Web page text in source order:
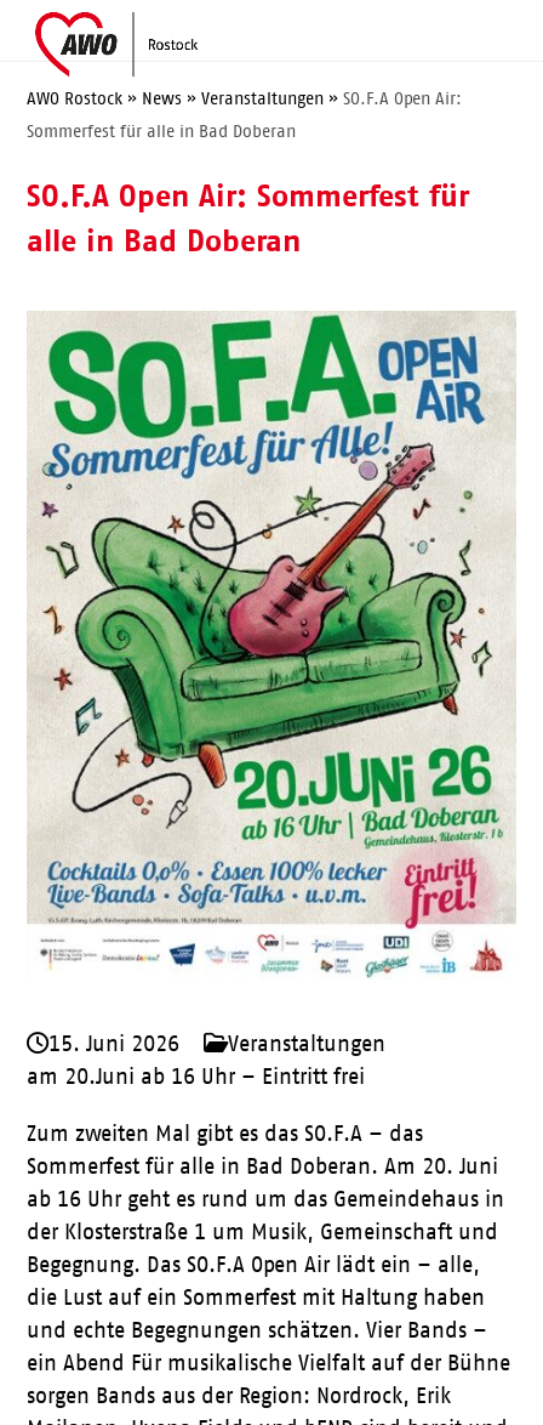
content
Open
mobile
menu
Close
mobile
menu
AWO Rostock » News »Veranstaltungen »SO.F.A Open Air:
Sommerfest für alle in Bad Doberan
SO.F.A Open Air: Sommerfest für
alle in Bad Doberan
15. Juni 2026
Veranstaltungen
am 20.Juni ab 16 Uhr – Eintritt frei
Zum zweiten Mal gibt es das SO.F.A – das
Sommerfest für alle in Bad Doberan. Am 20. Juni
ab 16 Uhr geht es rund um das Gemeindehaus in
der Klosterstraße 1 um Musik, Gemeinschaft und
Begegnung. Das SO.F.A Open Air lädt ein – alle,
die Lust auf ein Sommerfest mit Haltung haben
und echte Begegnungen schätzen. Vier Bands –
ein Abend Für musikalische Vielfalt auf der Bühne
sorgen Bands aus der Region: Nordrock, Erik